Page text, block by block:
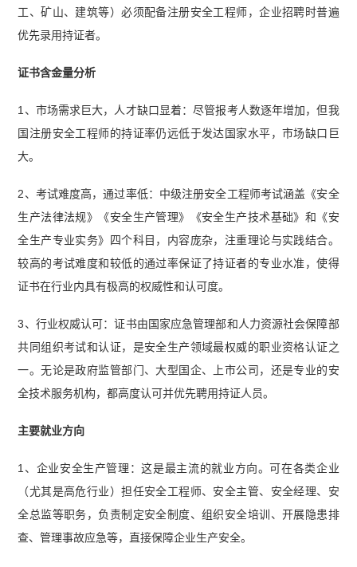
工、矿山、建筑等）必须配备注册安全工程师，企业招聘时普遍
优先录用持证者。
证书含金量分析
1、市场需求巨大，人才缺口显着：尽管报考人数逐年增加，但我
国注册安全工程师的持证率仍远低于发达国家水平，市场缺口巨
大。
2、考试难度高，通过率低：中级注册安全工程师考试涵盖《安全
生产法律法规》《安全生产管理》《安全生产技术基础》和《安
全生产专业实务》四个科目，内容庞杂，注重理论与实践结合。
较高的考试难度和较低的通过率保证了持证者的专业水准，使得
证书在行业内具有极高的权威性和认可度。
3、行业权威认可：证书由国家应急管理部和人力资源社会保障部
共同组织考试和认证，是安全生产领域最权威的职业资格认证之
一。无论是政府监管部门、大型国企、上市公司，还是专业的安
全技术服务机构，都高度认可并优先聘用持证人员。
主要就业方向
1、企业安全生产管理：这是最主流的就业方向。可在各类企业
（尤其是高危行业）担任安全工程师、安全主管、安全经理、安
全总监等职务，负责制定安全制度、组织安全培训、开展隐患排
查、管理事故应急等，直接保障企业生产安全。